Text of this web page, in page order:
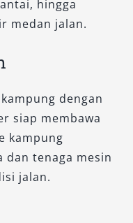
Wisata.
sendiri
premium yang
hingga
medan jalan.
dengan
siap membawa
kampung
dan tenaga mesin
jalan.